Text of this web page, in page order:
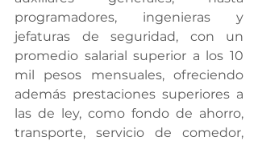
programadores, ingenieras y
jefaturas de seguridad, con un
promedio salarial superior a los 10
mil pesos mensuales, ofreciendo
además prestaciones superiores a
las de ley, como fondo de ahorro,
transporte, servicio de comedor,